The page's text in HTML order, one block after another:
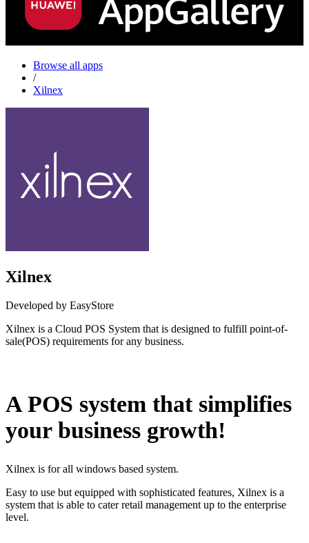
Browse all apps
/
Xilnex
Xilnex
Developed by EasyStore
Xilnex is a Cloud POS System that is designed to fulfill point-of-
sale(POS) requirements for any business.
A POS system that simplifies
your business growth!
Xilnex is for all windows based system.
Easy to use but equipped with sophisticated features, Xilnex is a
system that is able to cater retail management up to the enterprise
level.